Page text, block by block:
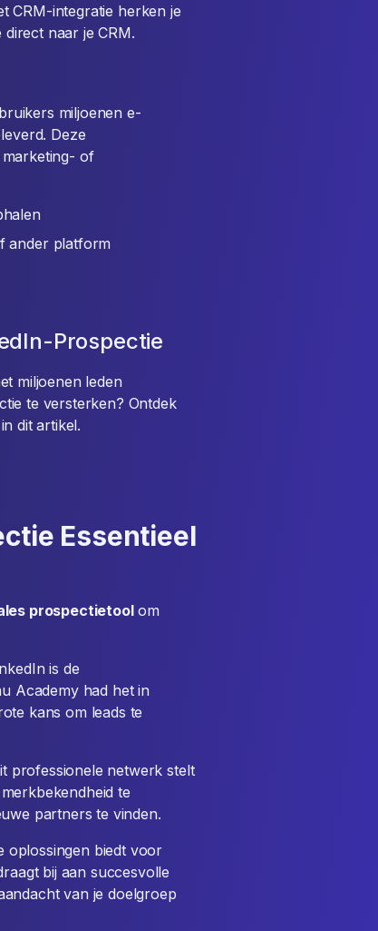
CRM-integratie herken je
naar je CRM.
miljoenen e-
Deze
of
ander platform
Prospectie
miljoenen leden
te versterken? Ontdek
dit artikel.
Essentieel
prospectietoolom
is de
Academy had het in
kans om leads te
professionele netwerk stelt
te
partners te vinden.
oplossingen biedt voor
bij aan succesvolle
van je doelgroep